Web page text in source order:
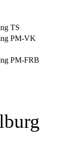
TS
PM-VK
PM-FRB